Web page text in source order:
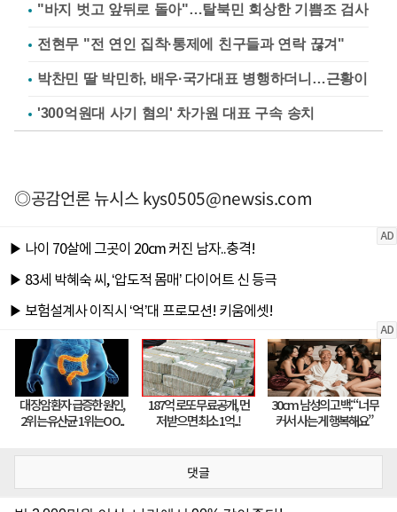
"바지 벗고 앞뒤로 돌아"…탈북민 회상한 기쁨조 검사
전현무 "전 연인 집착·통제에 친구들과 연락 끊겨"
박찬민 딸 박민하, 배우·국가대표 병행하더니…근황이
'300억원대 사기 혐의' 차가원 대표 구속 송치
◎공감언론 뉴시스kys0505@newsis.com
댓글